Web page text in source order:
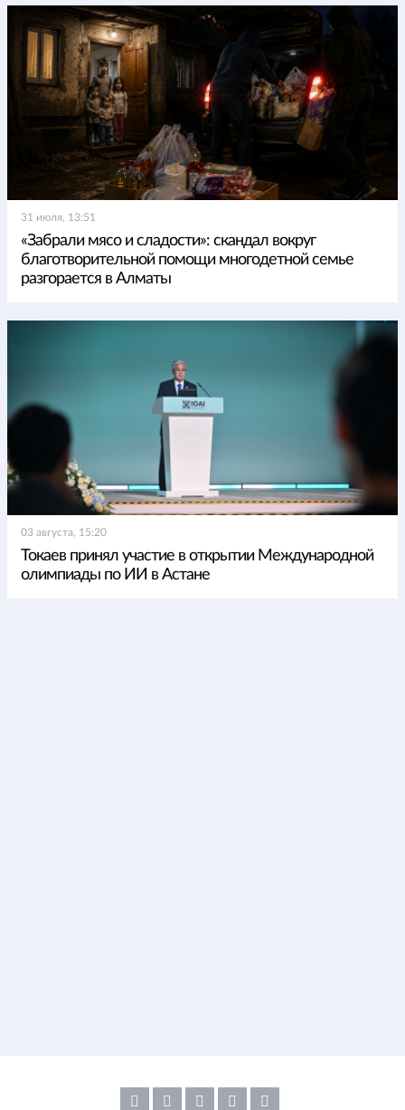
31 июля, 13:51
«Забрали мясо и сладости»: скандал вокруг
благотворительной помощи многодетной семье
разгорается в Алматы
03 августа, 15:20
Токаев принял участие в открытии Международной
олимпиады по ИИ в Астане